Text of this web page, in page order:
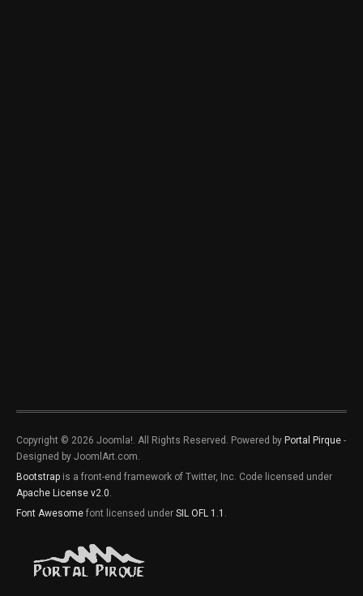
Copyright © 2026 Joomla!. All Rights Reserved. Powered by Portal Pirque -
Designed by JoomlArt.com.
Bootstrap is a front-end framework of Twitter, Inc. Code licensed under
Apache License v2.0.
Font Awesome font licensed under SIL OFL 1.1 .